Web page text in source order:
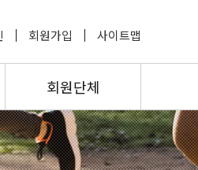
회원가입 사이트맵
회원단체
종목별경기단체
읍면동체육회